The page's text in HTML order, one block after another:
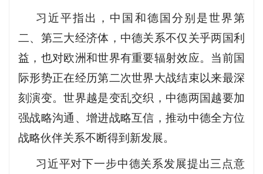
习近平指出，中国和德国分别是世界第
二、第三大经济体，中德关系不仅关乎两国利
益，也对欧洲和世界有重要辐射效应。当前国
际形势正在经历第二次世界大战结束以来最深
刻演变。世界越是变乱交织，中德两国越要加
强战略沟通、增进战略互信，推动中德全方位
战略伙伴关系不断得到新发展。
习近平对下一步中德关系发展提出三点意